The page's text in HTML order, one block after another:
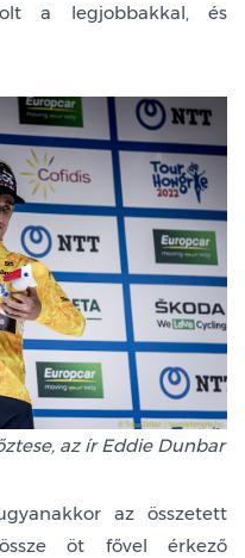
a legjobbakkal, és
az ír Eddie Dunbar
az összetett
öt fővel érkező